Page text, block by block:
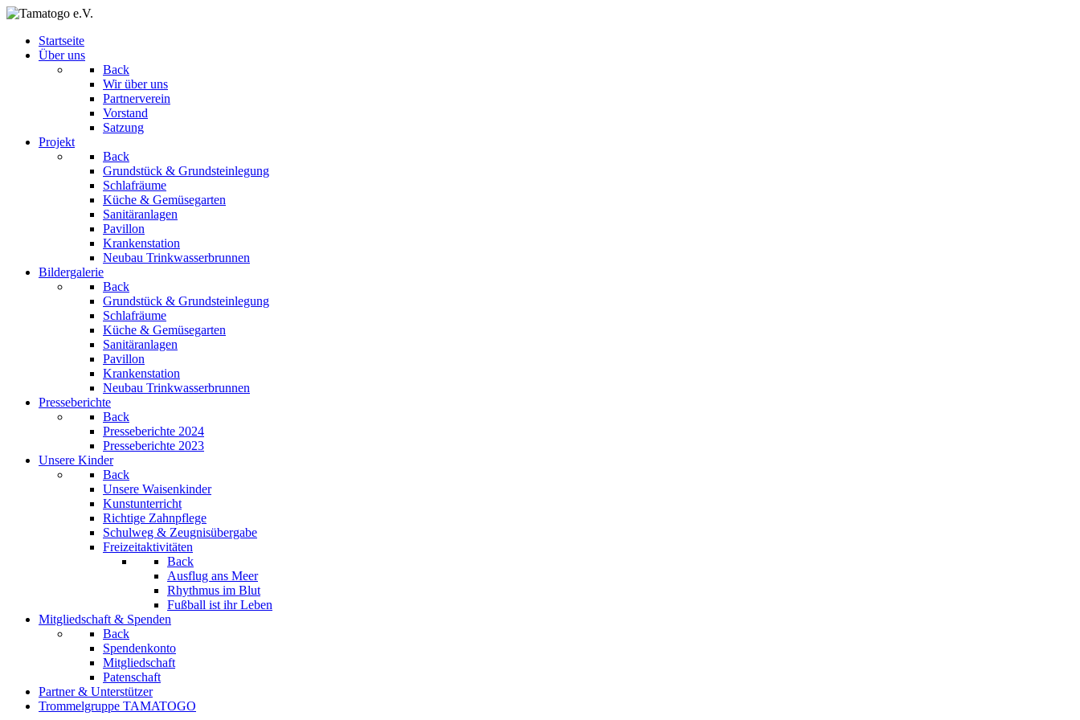
Startseite
Über uns
Back
Wir über uns
Partnerverein
Vorstand
Satzung
Projekt
Back
Grundstück & Grundsteinlegung
Schlafräume
Küche & Gemüsegarten
Sanitäranlagen
Pavillon
Krankenstation
Neubau Trinkwasserbrunnen
Bildergalerie
Back
Grundstück & Grundsteinlegung
Schlafräume
Küche & Gemüsegarten
Sanitäranlagen
Pavillon
Krankenstation
Neubau Trinkwasserbrunnen
Presseberichte
Back
Presseberichte 2024
Presseberichte 2023
Unsere Kinder
Back
Unsere Waisenkinder
Kunstunterricht
Richtige Zahnpflege
Schulweg & Zeugnisübergabe
Freizeitaktivitäten
Back
Ausflug ans Meer
Rhythmus im Blut
Fußball ist ihr Leben
Mitgliedschaft & Spenden
Back
Spendenkonto
Mitgliedschaft
Patenschaft
Partner & Unterstützer
Trommelgruppe TAMATOGO